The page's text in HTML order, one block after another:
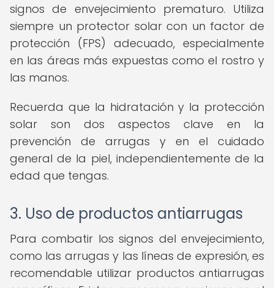
signos de envejecimiento prematuro. Utiliza
siempre un protector solar con un factor de
protección (FPS) adecuado, especialmente
en las áreas más expuestas como el rostro y
las manos.
Recuerda que la hidratación y la protección
solar son dos aspectos clave en la
prevención de arrugas y en el cuidado
general de la piel, independientemente de la
edad que tengas.
3. Uso de productos antiarrugas
Para combatir los signos del envejecimiento,
como las arrugas y las líneas de expresión, es
recomendable utilizar productos antiarrugas